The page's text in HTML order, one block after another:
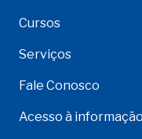
Cursos
Serviços
Fale Conosco
Acesso à informação